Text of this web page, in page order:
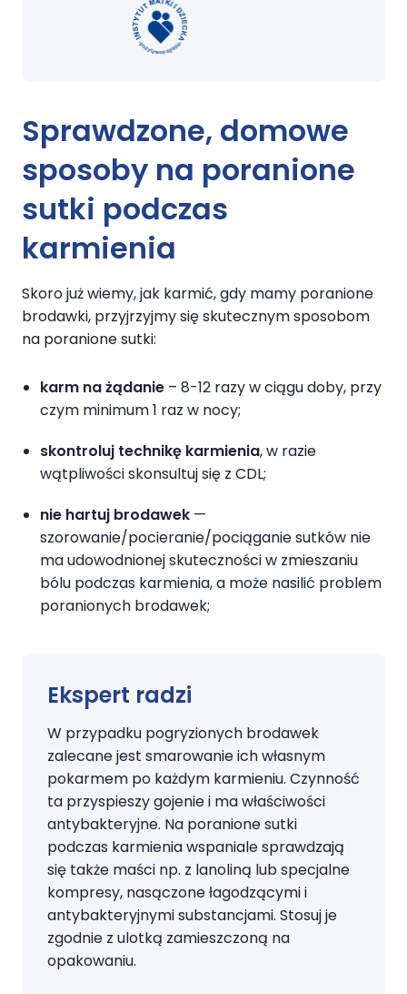
Sprawdzone, domowe
sposoby na poranione
sutki podczas
karmienia
Skoro już wiemy, jak karmić, gdy mamy poranione
brodawki, przyjrzyjmy się skutecznym sposobom
na poranione sutki:
karm na żądanie – 8-12 razy w ciągu doby, przy
czym minimum 1 raz w nocy;
skontroluj technikę karmienia, w razie
wątpliwości skonsultuj się z CDL;
nie hartuj brodawek —
szorowanie/pocieranie/pociąganie sutków nie
ma udowodnionej skuteczności w zmieszaniu
bólu podczas karmienia, a może nasilić problem
poranionych brodawek;
Ekspert radzi
W przypadku pogryzionych brodawek
zalecane jest smarowanie ich własnym
pokarmem po każdym karmieniu. Czynność
ta przyspieszy gojenie i ma właściwości
antybakteryjne. Na poranione sutki
podczas karmienia wspaniale sprawdzają
się także maści np. z lanoliną lub specjalne
kompresy, nasączone łagodzącymi i
antybakteryjnymi substancjami. Stosuj je
zgodnie z ulotką zamieszczoną na
opakowaniu.